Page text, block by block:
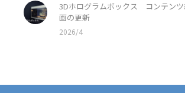
3Dホログラムボックス コンテン
画の更新
2026/4